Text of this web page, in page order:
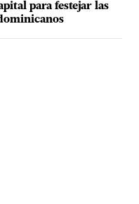
para festejar las